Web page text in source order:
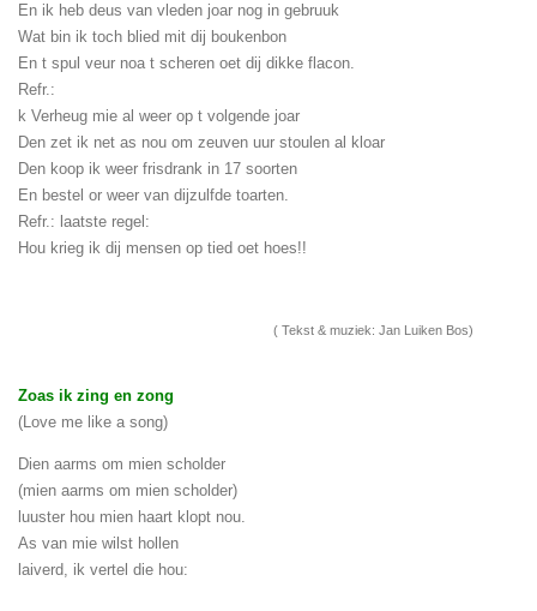
En ik heb deus van vleden joar nog in gebruuk
Wat bin ik toch blied mit dij boukenbon
En t spul veur noa t scheren oet dij dikke flacon.
Refr.:
k Verheug mie al weer op t volgende joar
Den zet ik net as nou om zeuven uur stoulen al kloar
Den koop ik weer frisdrank in 17 soorten
En bestel or weer van dijzulfde toarten.
Refr.: laatste regel:
Hou krieg ik dij mensen op tied oet hoes!!
( Tekst & muziek: Jan Luiken Bos)
Zoas ik zing en zong
(Love me like a song)
Dien aarms om mien scholder
(mien aarms om mien scholder)
luuster hou mien haart klopt nou.
As van mie wilst hollen
laiverd, ik vertel die hou: